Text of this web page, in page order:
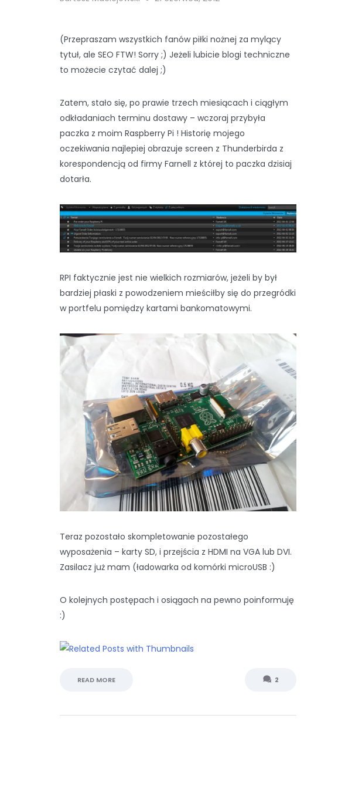
(Przepraszam wszystkich fanów piłki nożnej za mylący
tytuł, ale SEO FTW! Sorry ;) Jeżeli lubicie blogi techniczne
to możecie czytać dalej ;)
Zatem, stało się, po prawie trzech miesiącach i ciągłym
odkładaniach terminu dostawy – wczoraj przybyła
paczka z moim Raspberry Pi ! Historię mojego
oczekiwania najlepiej obrazuje screen z Thunderbirda z
korespondencją od firmy Farnell z której to paczka dzisiaj
dotarła.
RPI faktycznie jest nie wielkich rozmiarów, jeżeli by był
bardziej płaski z powodzeniem mieściłby się do przegródki
w portfelu pomiędzy kartami bankomatowymi.
Teraz pozostało skompletowanie pozostałego
wyposażenia – karty SD, i przejścia z HDMI na VGA lub DVI.
Zasilacz już mam (ładowarka od komórki microUSB :)
O kolejnych postępach i osiągach na pewno poinformuję
:)
READ MORE 2